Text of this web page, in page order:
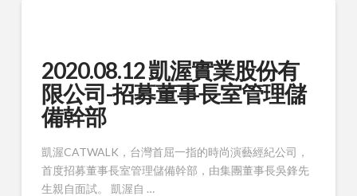
2020.08.12 凱渥實業股份有
限公司-招募董事長室管理儲
備幹部
凱渥CATWALK，台灣首屈一指的時尚演藝經紀公司，
首度招募董事長室管理儲備幹部，由集團董事長吳鋒先
生親自面試。 凱渥自 …